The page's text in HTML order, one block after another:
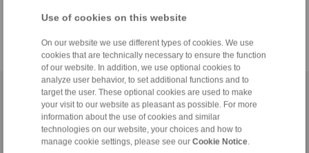
Use of cookies on this website
On our website we use different types of cookies. We use
cookies that are technically necessary to ensure the function
of our website. In addition, we use optional cookies to
analyze user behavior, to set additional functions and to
target the user. These optional cookies are used to make
your visit to our website as pleasant as possible. For more
information about the use of cookies and similar
technologies on our website, your choices and how to
manage cookie settings, please see our Cookie Notice.
Technology
Anasayfa|Contact form|Hakkımızda|Gizlilik Politikası|
Conditions of Sale |Giriş